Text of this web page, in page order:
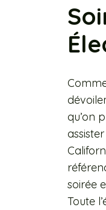
qu’on
soirée
Toute